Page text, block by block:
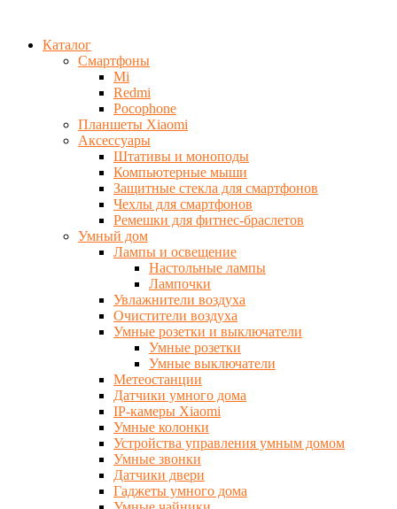
Каталог
Смартфоны
Mi
Redmi
Pocophone
Планшеты Xiaomi
Аксессуары
Штативы и моноподы
Компьютерные мыши
Защитные стекла для смартфонов
Чехлы для смартфонов
Ремешки для фитнес-браслетов
Умный дом
Лампы и освещение
Настольные лампы
Лампочки
Увлажнители воздуха
Очистители воздуха
Умные розетки и выключатели
Умные розетки
Умные выключатели
Метеостанции
Датчики умного дома
IP-камеры Xiaomi
Умные колонки
Устройства управления умным домом
Умные звонки
Датчики двери
Гаджеты умного дома